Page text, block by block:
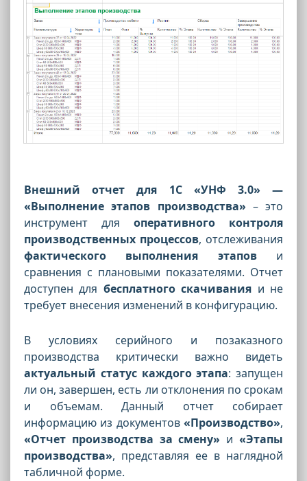
Внешний отчет для 1С «УНФ 3.0» —
«Выполнение этапов производства» – это
инструмент для оперативного контроля
производственных процессов, отслеживания
фактического выполнения этапови
сравнения с плановыми показателями. Отчет
доступен для бесплатного скачивания и не
требует внесения изменений в конфигурацию.
В условиях серийного и позаказного
производства критически важно видеть
актуальный статус каждого этапа: запущен
ли он, завершен, есть ли отклонения по срокам
и объемам. Данный отчет собирает
информацию из документов «Производство»,
«Отчет производства за смену» и«Этапы
производства», представляя ее в наглядной
табличной форме.